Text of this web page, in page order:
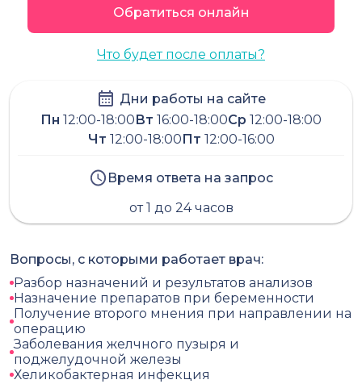
Обратиться онлайн
Что будет после оплаты?
Дни работы на сайте
Пн 12:00-18:00 Вт 16:00-18:00Ср 12:00-18:00
Чт 12:00-18:00 Пт 12:00-16:00
Время ответа на запрос
от 1 до 24 часов
Вопросы, с которыми работает врач:
Разбор назначений и результатов анализов
Назначение препаратов при беременности
Получение второго мнения при направлении на
операцию
Заболевания желчного пузыря и
поджелудочной железы
Хеликобактерная инфекция